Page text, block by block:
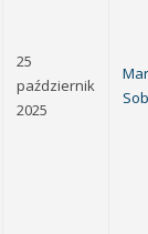
25
październik
2025